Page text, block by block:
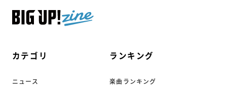
カテゴリ
ニュース
ランキング
楽曲ランキング